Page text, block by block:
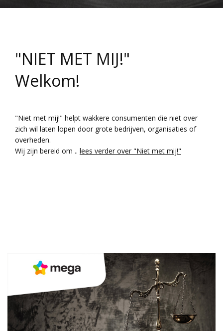
"NIET MET MIJ!"
Welkom!
"Niet met mij!" helpt wakkere consumenten die niet over
zich wil laten lopen door grote bedrijven, organisaties of
overheden.
Wij zijn bereid om .. lees verder over "Niet met mij!"